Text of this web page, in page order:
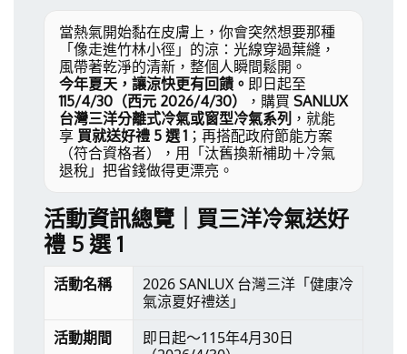
當熱氣開始黏在皮膚上，你會突然想要那種
「像走進竹林小徑」的涼：光線穿過葉縫，
風帶著乾淨的清新，整個人瞬間鬆開。
今年夏天，讓涼快更有回饋。 即日起至
115/4/30（西元 2026/4/30）
，購買 SANLUX
台灣三洋分離式冷氣或窗型冷氣系列 ，就能
享 買就送好禮 5 選 1 ；再搭配政府節能方案
（符合資格者），用「汰舊換新補助＋冷氣
退稅」把省錢做得更漂亮。
活動資訊總覽｜買三洋冷氣送好
禮 5 選 1
活動名稱
2026 SANLUX 台灣三洋「健康冷
氣涼夏好禮送」
活動期間
即日起～115年4月30日